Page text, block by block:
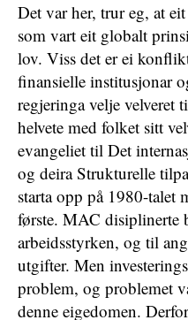
Det var her, trur eg, at
som vart eit globalt
lov. Viss det er ei
finansielle institusjonar
regjeringa velje velveret
helvete med folket sitt
evangeliet til Det
og deira Strukturelle
starta opp på 1980-talet
første. MAC disiplinerte
arbeidsstyrken, og til
utgifter. Men
problem, og problemet
denne eigedomen.